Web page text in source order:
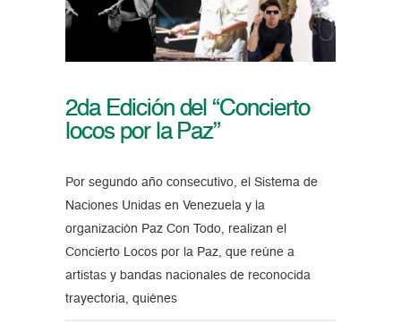
2da Edición del “Concierto
locos por la Paz”
Por segundo año consecutivo, el Sistema de
Naciones Unidas en Venezuela y la
organización Paz Con Todo, realizan el
Concierto Locos por la Paz, que reúne a
artistas y bandas nacionales de reconocida
trayectoria, quiénes